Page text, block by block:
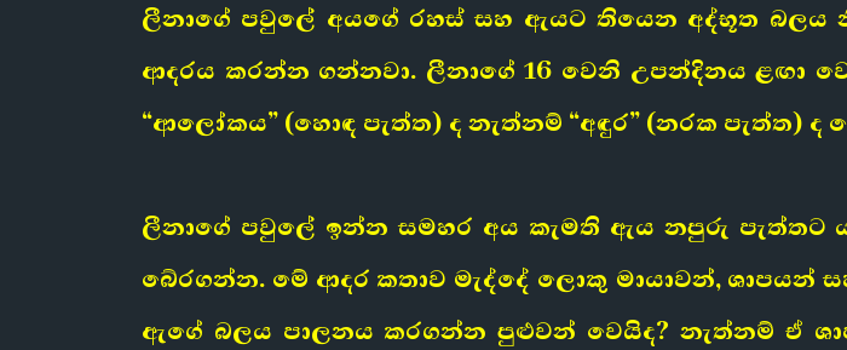
ලීනාගේ පවුලේ අයගේ රහස් සහ ඇයට තියෙන අද්භූත බලය
ආදරය කරන්න ගන්නවා. ලීනාගේ 16 වෙනි උපන්දිනය
“ආලෝකය” (හොඳ පැත්ත) ද නැත්නම් “අඳුර” (නරක පැත්ත)
ලීනාගේ පවුලේ ඉන්න සමහර අය කැමති ඇය නපුරු
බේරගන්න. මේ ආදර කතාව මැද්දේ ලොකු මායාවන්, ශාපයන්
ඇගේ බලය පාලනය කරගන්න පුළුවන් වෙයිද? නැත්නම් ඒ